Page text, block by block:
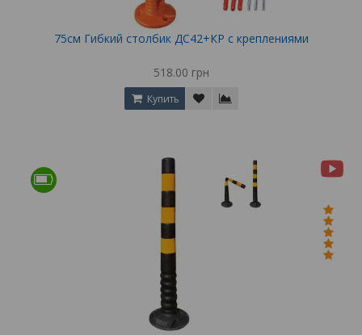
75см Гибкий столбик ДС42+КР с креплениями
518.00 грн
Купить